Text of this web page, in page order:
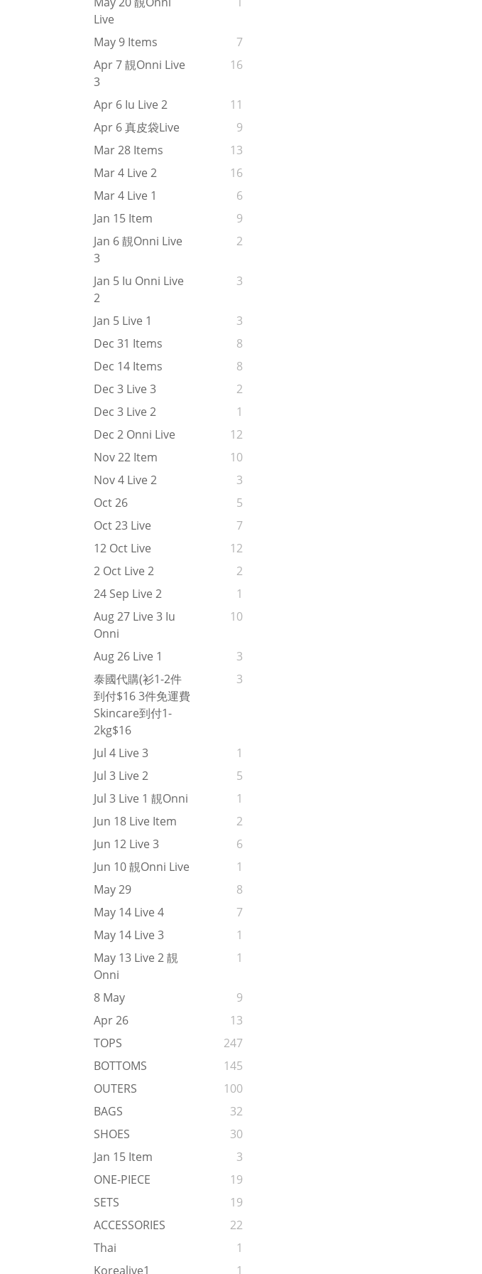
Live
May 9 Items
7
Apr 7 靚onni Live
3
16
Apr 6 Iu Live 2
11
Apr 6 真皮袋live
9
Mar 28 Items
13
Mar 4 Live 2
16
Mar 4 Live 1
6
Jan 15 Item
9
Jan 6 靚onni Live
3
2
Jan 5 Iu Onni Live
2
3
Jan 5 Live 1
3
Dec 31 Items
8
Dec 14 Items
8
Dec 3 Live 3
2
Dec 3 Live 2
1
Dec 2 Onni Live
12
Nov 22 Item
10
Nov 4 Live 2
3
Oct 26
5
Oct 23 Live
7
12 Oct Live
12
2 Oct Live 2
2
24 Sep Live 2
1
Aug 27 Live 3 Iu
Onni
10
Aug 26 Live 1
3
泰國代購(衫1-2件
到付$16 3件免運費
Skincare到付1-
2kg$16
3
Jul 4 Live 3
1
Jul 3 Live 2
5
Jul 3 Live 1 靚onni
1
Jun 18 Live Item
2
Jun 12 Live 3
6
Jun 10 靚onni Live
1
May 29
8
May 14 Live 4
7
May 14 Live 3
1
May 13 Live 2 靚
Onni
1
8 May
9
Apr 26
13
TOPS
247
BOTTOMS
145
OUTERS
100
BAGS
32
SHOES
30
Jan 15 Item
3
ONE-PIECE
19
SETS
19
ACCESSORIES
22
Thai
1
Korealive1
1